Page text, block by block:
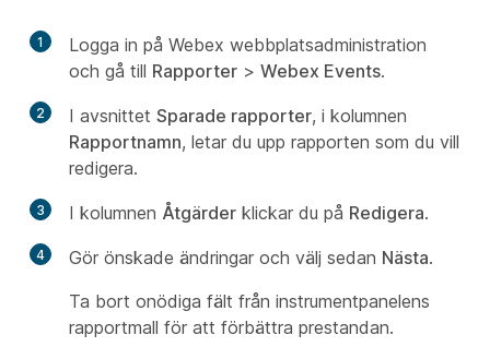
1
Logga in på Webex webbplatsadministration
och gå till Rapporter > Webex Events.
2 I avsnittet Sparade rapporter, i kolumnen
Rapportnamn, letar du upp rapporten som du vill
redigera.
3 I kolumnen Åtgärder klickar du på Redigera.
4 Gör önskade ändringar och välj sedan Nästa.
Ta bort onödiga fält från instrumentpanelens
rapportmall för att förbättra prestandan.